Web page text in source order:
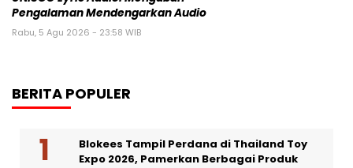
Pengalaman Mendengarkan Audio
Rabu, 5 Agu 2026 - 23:58 WIB
BERITA POPULER
Blokees Tampil Perdana di Thailand Toy
Expo 2026, Pamerkan Berbagai Produk